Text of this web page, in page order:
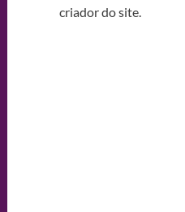
criador do site.